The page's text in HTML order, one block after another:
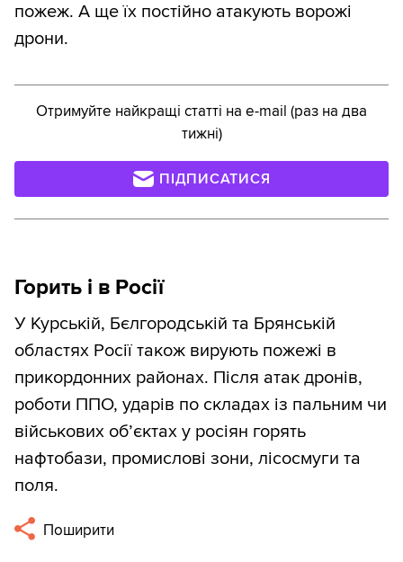
пожеж. А ще їх постійно атакують ворожі
дрони.
Отримуйте найкращі статті на e-mail (раз на два
тижні)
ПІДПИСАТИСЯ
Горить і в Росії
У Курській, Бєлгородській та Брянській
областях Росії також вирують пожежі в
прикордонних районах. Після атак дронів,
роботи ППО, ударів по складах із пальним чи
військових об’єктах у росіян горять
нафтобази, промислові зони, лісосмуги та
поля.
Поширити